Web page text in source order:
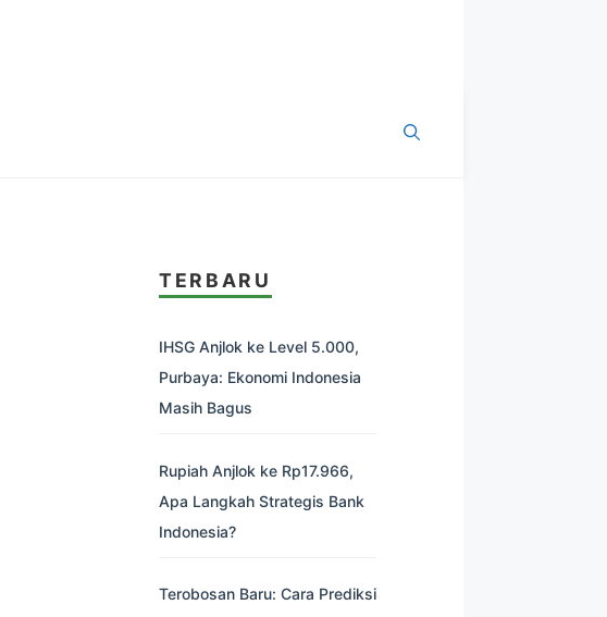
TERBARU
IHSG Anjlok ke Level 5.000,
Purbaya: Ekonomi Indonesia
Masih Bagus
Rupiah Anjlok ke Rp17.966,
Apa Langkah Strategis Bank
Indonesia?
Terobosan Baru: Cara Prediksi